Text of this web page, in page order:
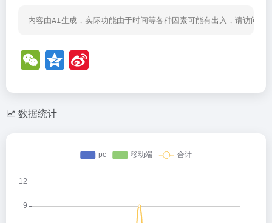
内容由AI生成，实际功能由于时间等各种因素可能有出入，请访问网
W
e
C
h
Q
z
o a
b
o
数据统计